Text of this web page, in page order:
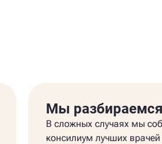
Мы
В сложных случаях мы
консилиум лучших врачей